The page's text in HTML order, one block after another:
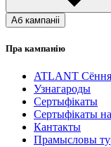
Аб кампаніі
Пра кампанію
ATLANT Сёння
Узнагароды
Сертыфікаты
Сертыфікаты
Кантакты
Прамысловы